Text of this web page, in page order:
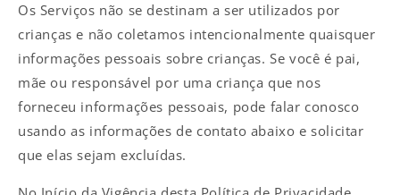
Os Serviços não se destinam a ser utilizados por
crianças e não coletamos intencionalmente quaisquer
informações pessoais sobre crianças. Se você é pai,
mãe ou responsável por uma criança que nos
forneceu informações pessoais, pode falar conosco
usando as informações de contato abaixo e solicitar
que elas sejam excluídas.